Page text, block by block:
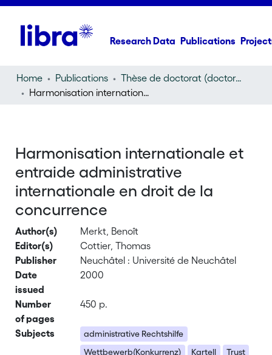
Research Data Publications
Home Publications
Thèse de doctorat (doctoral thesis)
Harmonisation internationale et entraide administrative internationale en droit de la concurrence
Harmonisation internationale et
entraide administrative
internationale en droit de la
concurrence
Author(s)
Merkt, Benoît
Editor(s)
Cottier, Thomas
Publisher
Neuchâtel : Université de Neuchâtel
Date
issued
2000
Number
of pages
450 p.
Subjects
administrative Rechtshilfe
Wettbewerb(Konkurrenz)
Kartell
Trust